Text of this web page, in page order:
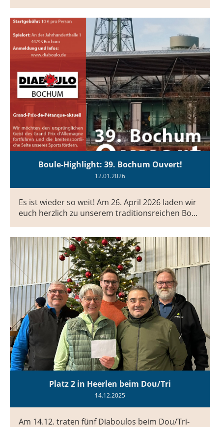
Boule-Highlight: 39. Bochum Ouvert!
12.01.2026
Es ist wieder so weit! Am 26. April 2026 laden wir
euch herzlich zu unserem traditionsreichen Bo...
Platz 2 in Heerlen beim Dou/Tri
14.12.2025
Am 14.12. traten fünf Diaboulos beim Dou/Tri-